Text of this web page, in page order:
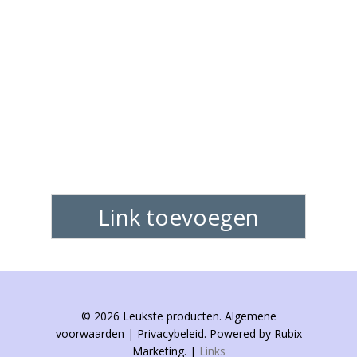
Link toevoegen
© 2026 Leukste producten. Algemene
voorwaarden | Privacybeleid. Powered by Rubix
Marketing. | Links